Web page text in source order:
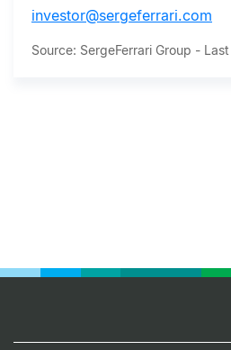
investor@sergeferrari.com
Source: SergeFerrari Group -